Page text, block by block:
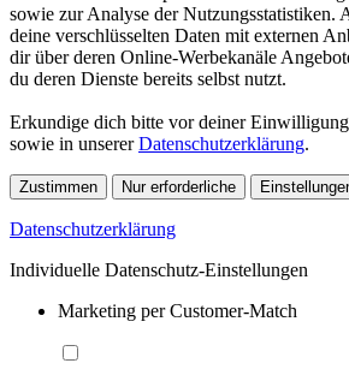
sowie zur Analyse der Nutzungsstatistiken.
deine verschlüsselten Daten mit externen
dir über deren Online-Werbekanäle
du deren Dienste bereits selbst nutzt.
Erkundige dich bitte vor deiner
sowie in unsererDatenschutzerklärung.
Zustimmen Nur erforderliche
Datenschutzerklärung
Individuelle Datenschutz-Einstellungen
Marketing per Customer-Match